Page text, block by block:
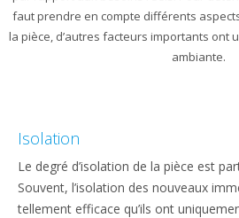
faut prendre en compte différents
la pièce, d’autres facteurs importants ont
ambiante.
Isolation
Le degré d’isolation de la pièce est
Souvent, l’isolation des nouveaux
tellement efficace qu’ils ont